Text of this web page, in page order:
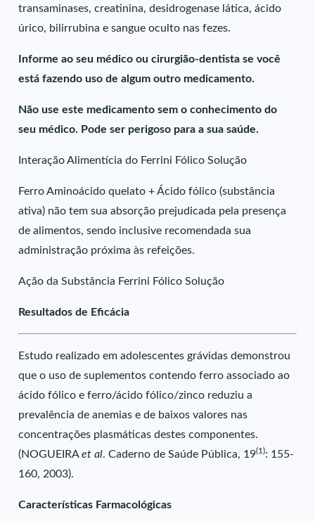
transaminases, creatinina, desidrogenase lática, ácido
úrico, bilirrubina e sangue oculto nas fezes.
Informe ao seu médico ou cirurgião-dentista se você
está fazendo uso de algum outro medicamento.
Não use este medicamento sem o conhecimento do
seu médico. Pode ser perigoso para a sua saúde.
Interação Alimentícia do Ferrini Fólico Solução
Ferro Aminoácido quelato + Ácido fólico (substância
ativa) não tem sua absorção prejudicada pela presença
de alimentos, sendo inclusive recomendada sua
administração próxima às refeições.
Ação da Substância Ferrini Fólico Solução
Resultados de Eficácia
Estudo realizado em adolescentes grávidas demonstrou
que o uso de suplementos contendo ferro associado ao
ácido fólico e ferro/ácido fólico/zinco reduziu a
prevalência de anemias e de baixos valores nas
concentrações plasmáticas destes componentes.
(NOGUEIRAet al. Caderno de Saúde Pública, 19(1): 155-
160, 2003).
Características Farmacológicas